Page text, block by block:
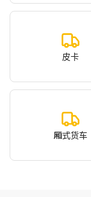
皮卡
厢式货车